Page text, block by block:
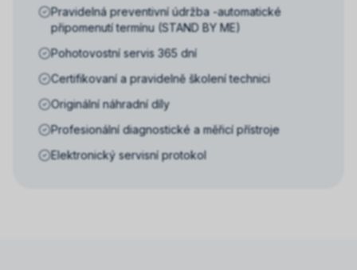
Pravidelná preventivní údržba -automatické
připomenutí termínu (STAND BY ME)
Pohotovostní servis 365 dní
Certifikovaní a pravidelně školení technici
Originální náhradní díly
Profesionální diagnostické a měřicí přístroje
Elektronický servisní protokol